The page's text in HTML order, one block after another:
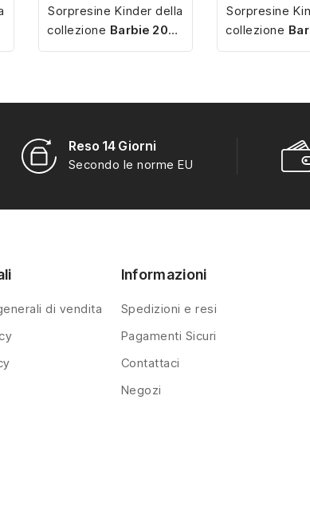
Sorpresine Kinder della
collezione Barbie 2024
conminiature
perfetti per ogni
Sorpresine
collezione
con
perfetti
Reso 14 Giorni
Secondo le norme EU
di vendita
Informazioni
Spedizioni e resi
Pagamenti Sicuri
Contattaci
Negozi